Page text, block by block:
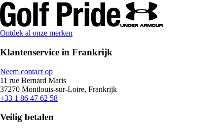
Ontdek al onze merken
Klantenservice in Frankrijk
Neem contact op
11 rue Bernard Maris
37270 Montlouis-sur-Loire, Frankrijk
+33 1 86 47 62 58
Veilig betalen